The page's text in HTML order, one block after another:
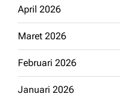
April 2026
Maret 2026
Februari 2026
Januari 2026